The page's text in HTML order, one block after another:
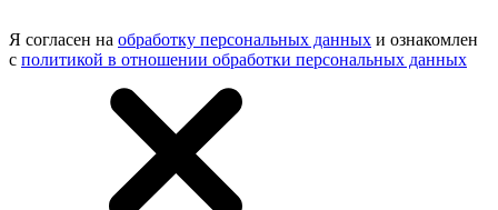
Я согласен на обработку персональных данных и ознакомлен
с политикой в отношении обработки персональных данных